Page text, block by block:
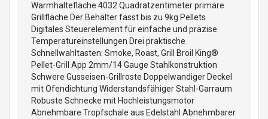
Warmhaltefläche 4032 Quadratzentimeter primäre
Grillfläche Der Behälter fasst bis zu 9kg Pellets
Digitales Steuerelement für einfache und präzise
Temperatureinstellungen Drei praktische
Schnellwahltasten: Smoke, Roast, Grill Broil King®
Pellet-Grill App 2mm/14 Gauge Stahlkonstruktion
Schwere Gusseisen-Grillroste Doppelwandiger Deckel
mit Ofendichtung Widerstandsfähiger Stahl-Garraum
Robuste Schnecke mit Hochleistungsmotor
Abnehmbare Tropfschale aus Edelstahl Abnehmbarer